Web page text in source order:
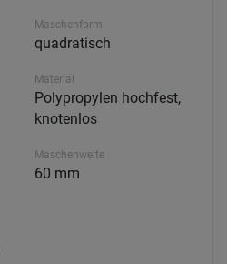
Maschenform
quadratisch
Material
Polypropylen hochfest,
knotenlos
Maschenweite
60 mm